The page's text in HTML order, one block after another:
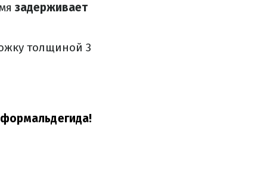
задерживает
толщиной 3